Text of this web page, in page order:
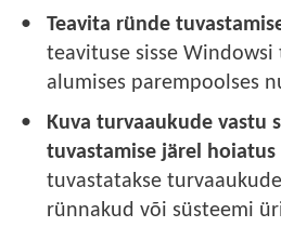
Teavita ründe
teavituse sisse
alumises parempoolses
Kuva turvaaukude vastu
tuvastamise järel hoiatus
tuvastatakse
rünnakud või süsteemi